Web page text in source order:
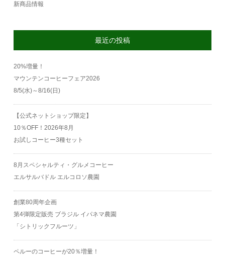
新商品情報
最近の投稿
20%増量！
マウンテンコーヒーフェア2026
8/5(水)～8/16(日)
【公式ネットショップ限定】
10％OFF！2026年8月
お試しコーヒー3種セット
8月スペシャルティ・グルメコーヒー
エルサルバドル エルコロソ農園
創業80周年企画
第4弾限定販売 ブラジル イパネマ農園
「シトリックフルーツ」
ペルーのコーヒーが20％増量！